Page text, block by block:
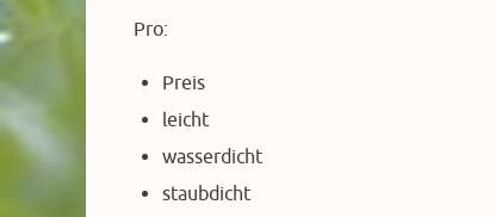
Pro:
Preis
leicht
wasserdicht
staubdicht